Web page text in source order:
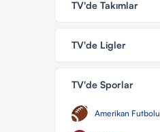
TV'de Takımlar
TV'de Ligler
TV'de Sporlar
Amerikan Futbolu